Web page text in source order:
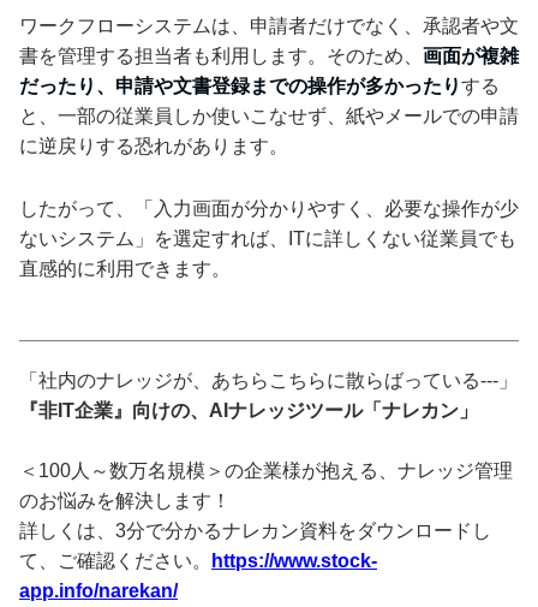
ワークフローシステムは、申請者だけでなく、承認者や文
書を管理する担当者も利用します。そのため、 画面が複雑
だったり、申請や文書登録までの操作が多かったりする
と、一部の従業員しか使いこなせず、紙やメールでの申請
に逆戻りする恐れがあります。
したがって、「入力画面が分かりやすく、必要な操作が少
ないシステム」を選定すれば、ITに詳しくない従業員でも
直感的に利用できます。
「社内のナレッジが、あちらこちらに散らばっている---」
『非IT企業』向けの、AIナレッジツール「ナレカン」
＜100人～数万名規模＞の企業様が抱える、ナレッジ管理
のお悩みを解決します！
詳しくは、3分で分かるナレカン資料をダウンロードし
て、ご確認ください。
https://www.stock-
app.info/narekan/